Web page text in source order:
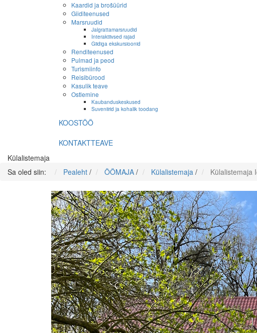
Kaardid ja brošüürid
Giiditeenused
Marsruudid
Jalgrattamarsruudid
Interaktiivsed rajad
Giidiga ekskursioonid
Renditeenused
Pulmad ja peod
Turismiinfo
Reisibürood
Kasulik teave
Ostlemine
Kaubanduskeskused
Suveniirid ja kohalik toodang
KOOSTÖÖ
KONTAKTTEAVE
Külalistemaja
Sa oled siin:
Pealeht / ÖÖMAJA / Külalistemaja / Külalistemaja